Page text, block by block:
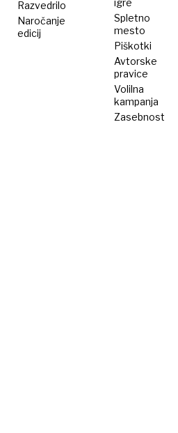
Razvedrilo
Naročanje
edicij
igre
Spletno
mesto
Piškotki
Avtorske
pravice
Volilna
kampanja
Zasebnost